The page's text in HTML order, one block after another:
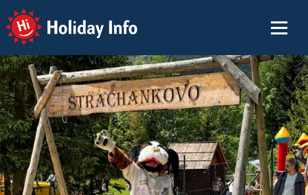
Holiday Info